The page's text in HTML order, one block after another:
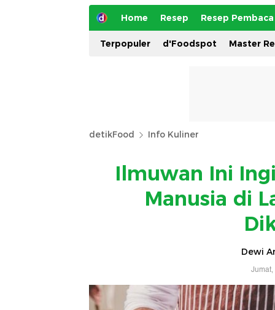
Home Resep Resep Pembaca
Terpopuler d'Foodspot Master
detikFood Info Kuliner
Ilmuwan Ini
Manusia di
Dewi